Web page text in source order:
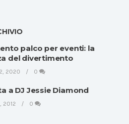
palco per eventi: la
del divertimento
2020 0
a DJ Jessie Diamond
2012 0